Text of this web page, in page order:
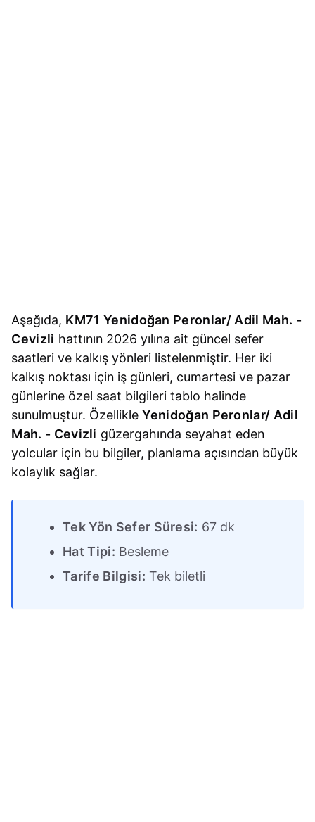
Aşağıda, KM71 Yenidoğan Peronlar/ Adil Mah. -
Cevizli hattının 2026 yılına ait güncel sefer
saatleri ve kalkış yönleri listelenmiştir. Her iki
kalkış noktası için iş günleri, cumartesi ve pazar
günlerine özel saat bilgileri tablo halinde
sunulmuştur. ÖzellikleYenidoğan Peronlar/ Adil
Mah. - Cevizli güzergahında seyahat eden
yolcular için bu bilgiler, planlama açısından büyük
kolaylık sağlar.
Tek Yön Sefer Süresi: 67 dk
Hat Tipi: Besleme
Tarife Bilgisi: Tek biletli